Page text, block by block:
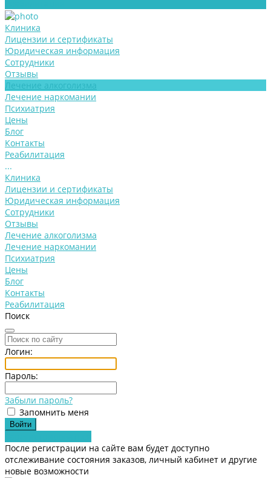
Клиника
Лицензии и сертификаты
Юридическая информация
Сотрудники
Отзывы
Лечение алкоголизма
Лечение наркомании
Психиатрия
Цены
Блог
Контакты
Реабилитация
...
Клиника
Лицензии и сертификаты
Юридическая информация
Сотрудники
Отзывы
Лечение алкоголизма
Лечение наркомании
Психиатрия
Цены
Блог
Контакты
Реабилитация
Поиск
Логин:
Пароль:
Забыли пароль?
Запомнить меня
После регистрации на сайте вам будет доступно
отслеживание состояния заказов, личный кабинет и другие
новые возможности